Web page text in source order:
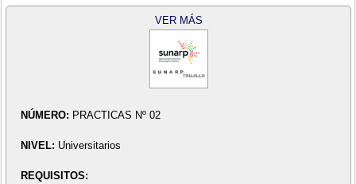
VER MÁS
NÚMERO: PRACTICAS Nº 02
NIVEL: Universitarios
REQUISITOS: